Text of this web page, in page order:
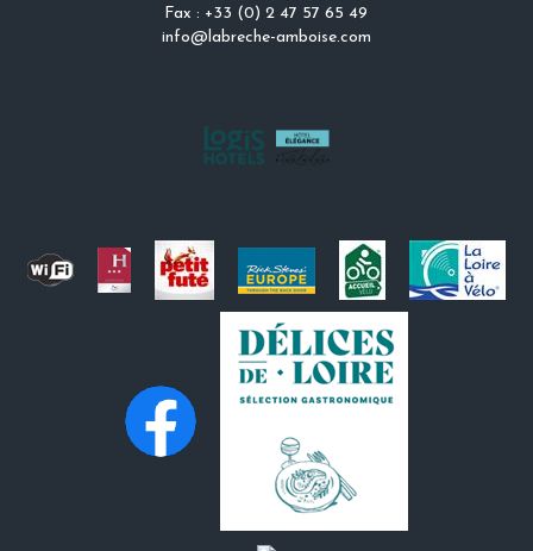
Fax : +33 (0) 2 47 57 65 49
info@labreche-amboise.com